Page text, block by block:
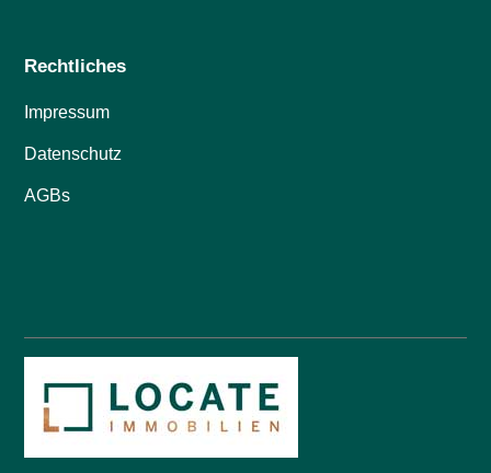
Rechtliches
Impressum
Datenschutz
AGBs